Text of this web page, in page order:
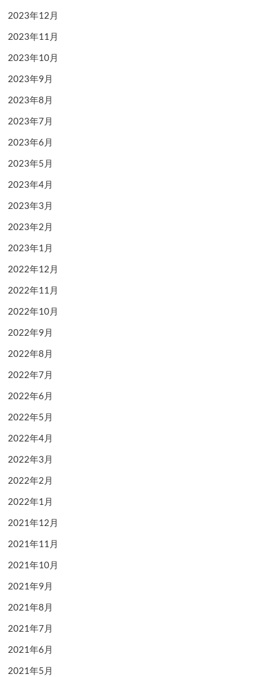
2023年12月
2023年11月
2023年10月
2023年9月
2023年8月
2023年7月
2023年6月
2023年5月
2023年4月
2023年3月
2023年2月
2023年1月
2022年12月
2022年11月
2022年10月
2022年9月
2022年8月
2022年7月
2022年6月
2022年5月
2022年4月
2022年3月
2022年2月
2022年1月
2021年12月
2021年11月
2021年10月
2021年9月
2021年8月
2021年7月
2021年6月
2021年5月